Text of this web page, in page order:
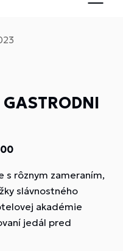
s rôznym zameraním,
slávnostného
akadémie
jedál pred